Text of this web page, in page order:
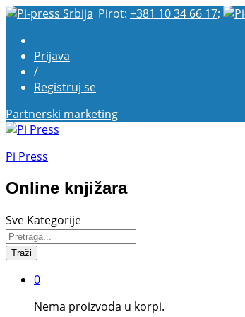
Pirot: +381 10 34 66 17;
Prijava
/
Registruj se
Partnerski marketing
Pi Press
Online knjižara
Sve Kategorije
Traži
0
Nema proizvoda u korpi.